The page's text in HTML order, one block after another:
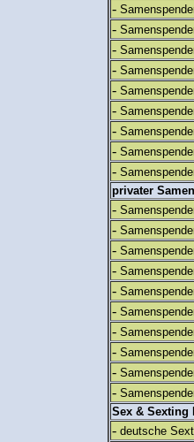
-
-
-
-
-
-
-
-
-
privater
-
-
-
-
-
-
-
-
-
-
Sex & Sexting
- deutsche